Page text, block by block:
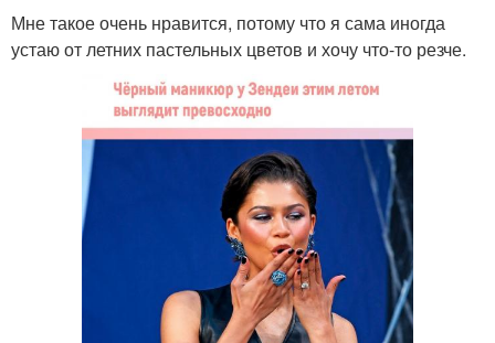
Мне такое очень нравится, потому что я сама иногда
устаю от летних пастельных цветов и хочу что-то резче.